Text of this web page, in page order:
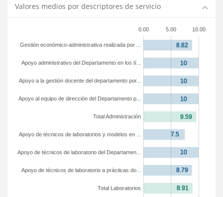
Valores medios por descriptores de servicio
0.00 5.00 10.00
Total Laboratorios
Apoyo de técnicos de laboratorio a prácticas do...
Apoyo de técnicos de laboratorio del Departamen...
Apoyo de técnicos de laboratorios y modelos en ...
Total Administración
Apoyo al equipo de dirección del Departamento p...
Apoyo a la gestión docente del departamento por...
Apoyo administrativo del Departamento en los tí...
Gestión económico-administrativa realizada por ...